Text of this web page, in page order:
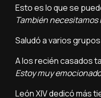
Esto es lo que se
También necesitamos
Saludó a varios
A los recién casados
Estoy muy
León XIV dedicó más